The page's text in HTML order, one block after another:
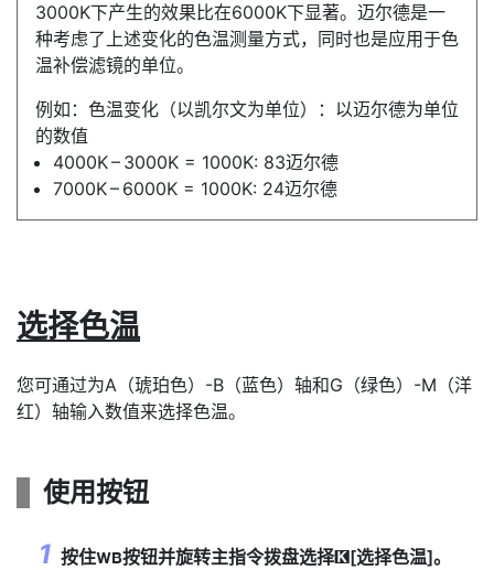
3000K下产生的效果比在6000K下显著。迈尔德是一
种考虑了上述变化的色温测量方式，同时也是应用于色
温补偿滤镜的单位。
例如：色温变化（以凯尔文为单位）：以迈尔德为单位
的数值
4000K – 3000K = 1000K: 83迈尔德
7000K – 6000K = 1000K: 24迈尔德
选择色温
您可通过为A（琥珀色）-B（蓝色）轴和G（绿色）-M（洋
红）轴输入数值来选择色温。
使用按钮
按住U按钮并旋转主指令拨盘选择K[选择色温]。